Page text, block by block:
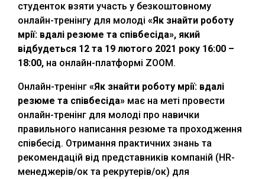
студенток взяти участь у безкоштовному
онлайн-тренінгу для молоді «Як знайти роботу
мрії: вдалі резюме та співбесіда», який
відбудеться 12 та 19 лютого 2021 року 16:00 –
18:00, на онлайн-платформі ZOOM.
Онлайн-тренінг «Як знайти роботу мрії: вдалі
резюме та співбесіда» має на меті провести
онлайн-тренінг для молоді про навички
правильного написання резюме та проходження
співбесід. Отримання практичних знань та
рекомендацій від представників компаній (HR-
менеджерів/ок та рекрутерів/ок) для